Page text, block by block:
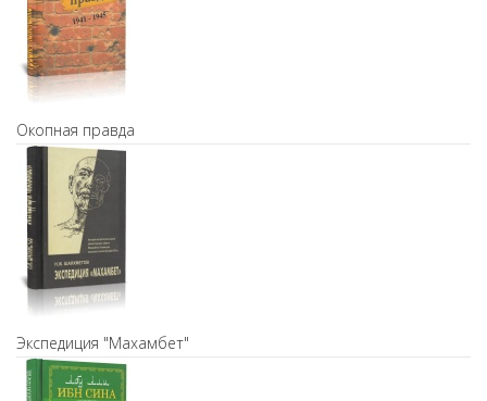
Окопная правда
Экспедиция "Махамбет"